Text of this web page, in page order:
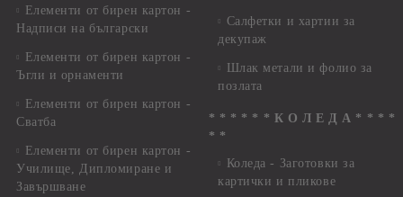
Елементи от бирен картон -
Надписи на български
Елементи от бирен картон -
Ъгли и орнаменти
Елементи от бирен картон -
Сватба
Елементи от бирен картон -
Училище, Дипломиране и
Завършване
Салфетки и хартии за
декупаж
Шлак метали и фолио за
позлата
* * * * * * К О Л Е Д А * * * *
* *
Коледа - Заготовки за
картички и пликове